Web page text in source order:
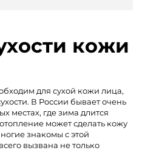
кожи
для сухой кожи лица,
В России бывает очень
местах, где зима длится
может сделать кожу
знакомы с этой
вызвана не только